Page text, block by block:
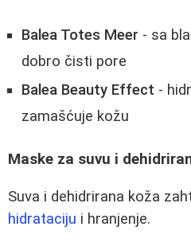
Balea Totes Meer - sa
dobro čisti pore
Balea Beauty Effect -
zamašćuje kožu
Maske za suvu i
Suva i dehidrirana koža
hidrataciju i hranjenje.